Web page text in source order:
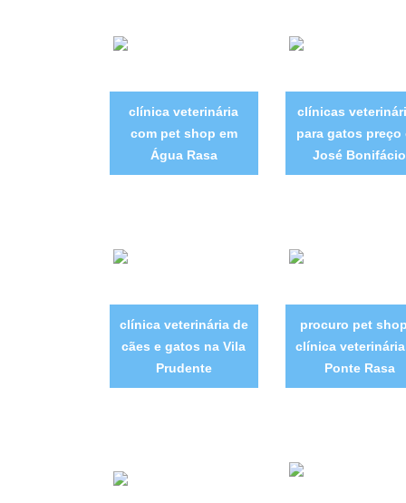
clínica veterinária
com pet shop em
Água Rasa
clínicas
para gatos preço
José Bonifácio
clínica veterinária de
cães e gatos na Vila
Prudente
procuro pet
clínica
Ponte Rasa